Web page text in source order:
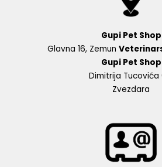
Gupi Pet Shop
Glavna 16, Zemun
Gupi Pet Shop
Dimitrija Tucovića
Zvezdara